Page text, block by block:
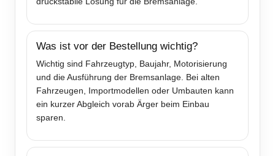
Was ist vor der Bestellung wichtig?
Wichtig sind Fahrzeugtyp, Baujahr, Motorisierung
und die Ausführung der Bremsanlage. Bei alten
Fahrzeugen, Importmodellen oder Umbauten kann
ein kurzer Abgleich vorab Ärger beim Einbau
sparen.